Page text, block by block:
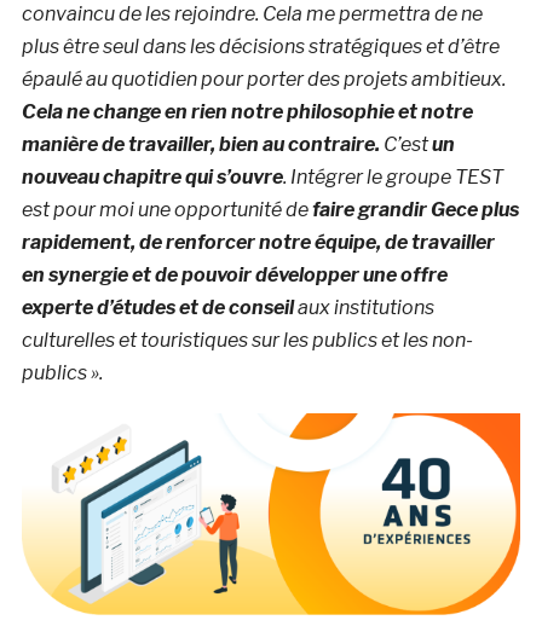
convaincu de les rejoindre. Cela me permettra de ne
plus être seul dans les décisions stratégiques et d’être
épaulé au quotidien pour porter des projets ambitieux.
Cela ne change en rien notre philosophie et notre
manière de travailler, bien au contraire. C’estun
nouveau chapitre qui s’ouvre. Intégrer le groupe TEST
est pour moi une opportunité defaire grandir Gece plus
rapidement, de renforcer notre équipe, de travailler
en synergie et de pouvoir développer une offre
experte d’études et de conseilaux institutions
culturelles et touristiques sur les publics et les non-
publics ».